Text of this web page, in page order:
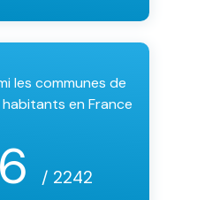
les communes de
en France
/ 2242